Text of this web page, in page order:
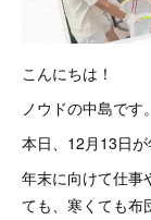
こんにちは！
ノウドの中島です。
本日、12月13日が
年末に向けて仕事
ても、寒くても